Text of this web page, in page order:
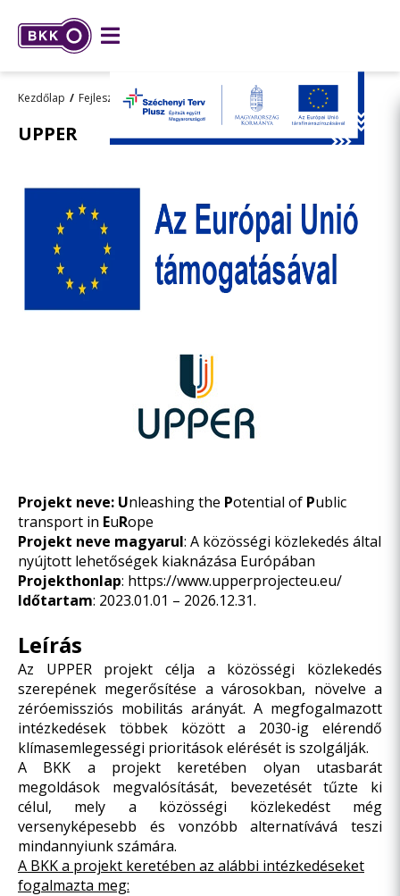
Kezdőlap Fejlesztések K + F + I Kutatásfejlesztés UPPER
UPPER
Projekt neve: Unleashing the Potential of Public
transport in EuRope
Projekt neve magyarul: A közösségi közlekedés által
nyújtott lehetőségek kiaknázása Európában
Projekthonlap: https://www.upperprojecteu.eu/
Időtartam: 2023.01.01 – 2026.12.31.
Leírás
Az UPPER projekt célja a közösségi közlekedés
szerepének megerősítése a városokban, növelve a
zéróemissziós mobilitás arányát. A megfogalmazott
intézkedések többek között a 2030-ig elérendő
klímasemlegességi prioritások elérését is szolgálják.
A BKK a projekt keretében olyan utasbarát
megoldások megvalósítását, bevezetését tűzte ki
célul, mely a közösségi közlekedést még
versenyképesebb és vonzóbb alternatívává teszi
mindannyiunk számára.
A BKK a projekt keretében az alábbi intézkedéseket
fogalmazta meg: